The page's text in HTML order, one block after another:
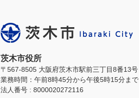
茨木市役所
〒567-8505 大阪府茨木市駅前三丁目8番13号
業務時間：午前8時45分から午後5時15分まで
法人番号 : 8000020272116